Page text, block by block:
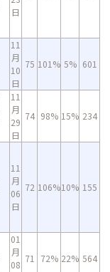
日
11
月
10
日
75 101% 5% 601
11
月
29
日
74 98% 15% 234
11
月
06
日
72 106%10% 155
01
月
08
71 72% 22% 564